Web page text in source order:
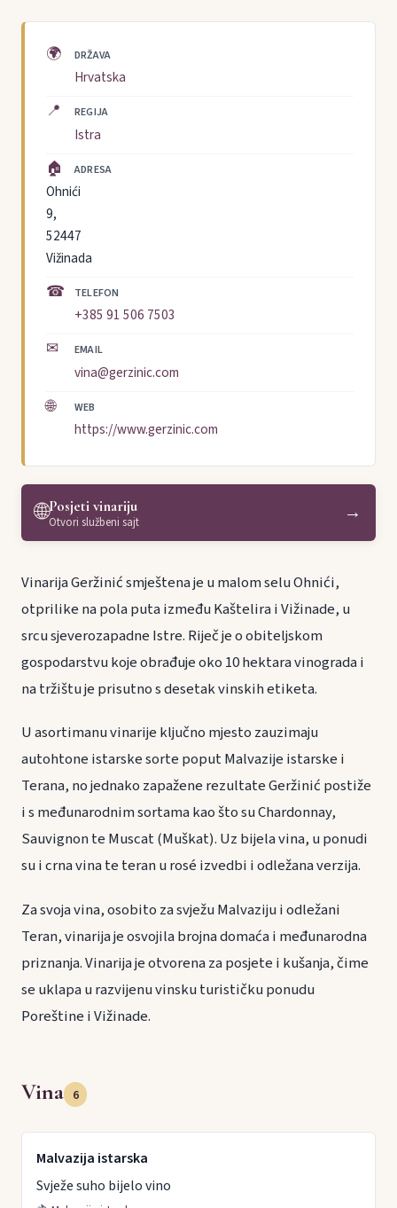
🌍 DRŽAVA
Hrvatska
📍 REGIJA
Istra
🏠 ADRESA
Ohnići
9,
52447
Vižinada
☎ TELEFON
+385 91 506 7503
✉ EMAIL
vina@gerzinic.com
🌐 WEB
https://www.gerzinic.com
🌐Posjeti vinariju
Otvori službeni sajt →
Vinarija Geržinić smještena je u malom selu Ohnići,
otprilike na pola puta između Kaštelira i Vižinade, u
srcu sjeverozapadne Istre. Riječ je o obiteljskom
gospodarstvu koje obrađuje oko 10 hektara vinograda i
na tržištu je prisutno s desetak vinskih etiketa.
U asortimanu vinarije ključno mjesto zauzimaju
autohtone istarske sorte poput Malvazije istarske i
Terana, no jednako zapažene rezultate Geržinić postiže
i s međunarodnim sortama kao što su Chardonnay,
Sauvignon te Muscat (Muškat). Uz bijela vina, u ponudi
su i crna vina te teran u rosé izvedbi i odležana verzija.
Za svoja vina, osobito za svježu Malvaziju i odležani
Teran, vinarija je osvojila brojna domaća i međunarodna
priznanja. Vinarija je otvorena za posjete i kušanja, čime
se uklapa u razvijenu vinsku turističku ponudu
Poreštine i Vižinade.
Vina 6
Malvazija istarska
Svježe suho bijelo vino